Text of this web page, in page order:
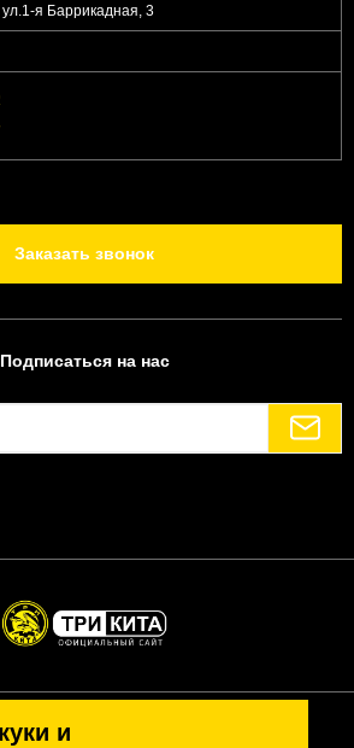
ул.1-я Баррикадная, 3
Заказать звонок
Подписаться на нас
конфиденциальности
и